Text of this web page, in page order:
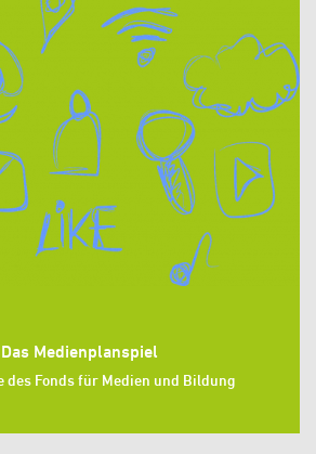
Medienplanspiel
des Fonds für Medien und Bildung